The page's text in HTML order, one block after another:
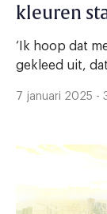
kleuren
‘Ik hoop dat
gekleed uit,
7 januari 2025 -